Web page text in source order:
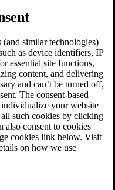
(and similar technologies)
as device identifiers, IP
essential site functions,
content, and delivering
and can’t be turned off,
The consent-based
your website
such cookies by clicking
also consent to cookies
cookies link below. Visit
on how we use